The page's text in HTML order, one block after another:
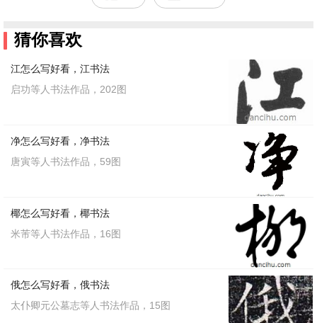
猜你喜欢
江怎么写好看，江书法
启功等人书法作品，202图
净怎么写好看，净书法
唐寅等人书法作品，59图
椰怎么写好看，椰书法
米芾等人书法作品，16图
俄怎么写好看，俄书法
太仆卿元公墓志等人书法作品，15图